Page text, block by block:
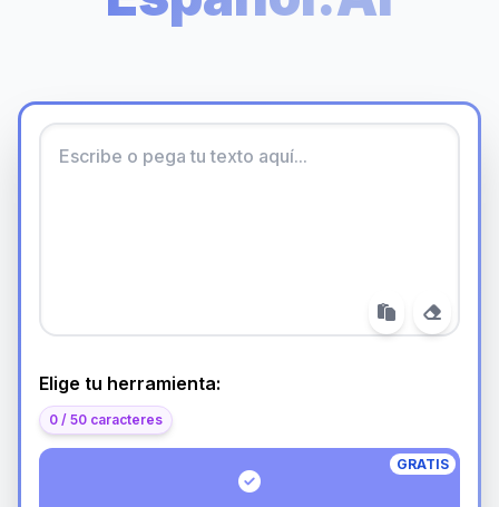
Elige tu herramienta:
0 / 50 caracteres
GRATIS